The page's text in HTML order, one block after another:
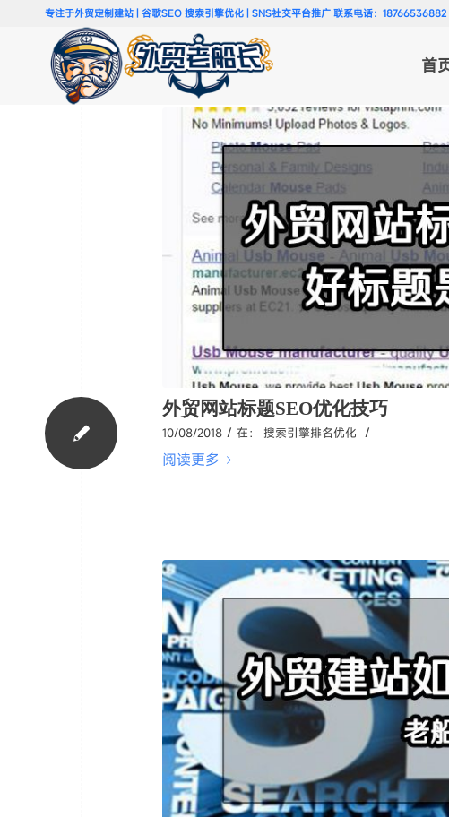
专注于外贸定制建站 | 谷歌SEO 搜索引擎优化 | SNS社交平台推广 联系电话：18766536882
首
外贸网站标题SEO优化技巧
10/08/2018 / 在： 搜索引擎排名优化 /
阅读更多